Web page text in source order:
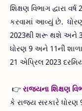
શિક્ષણ વિભાગ દ્વારા
કરવામાં આવ્યું છે. ધોરણ
2023થી શરૂ થશે અને
ધોરણ 9 અને 11ની
21 એપ્રિલ 2023
👉 રાજ્યના શિક્ષણ
કે રાજ્ય સરકારે ધોરણ